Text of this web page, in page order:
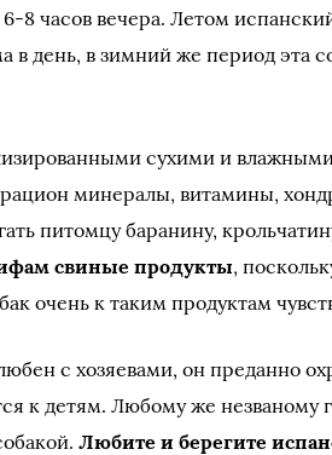
6-8 часов вечера. Летом
в день, в зимний же период эта
сухими и
рацион минералы, витамины,
питомцу баранину,
свиные продукты,
очень к таким продуктам
с хозяевами, он преданно
к детям. Любому же незваному
Любите и берегите